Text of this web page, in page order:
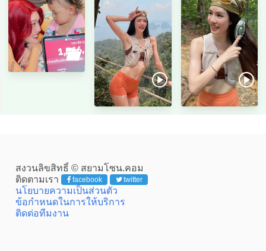
สงวนลิขสิทธิ์ © สยามโซน.คอม
ติดตามเรา
facebook twitter
นโยบายความเป็นส่วนตัว
ข้อกำหนดในการให้บริการ
ติดต่อทีมงาน